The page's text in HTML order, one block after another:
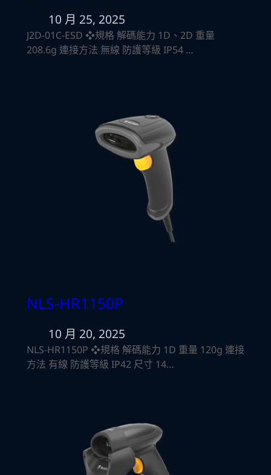
10 月 25, 2025
J2D-01C-ESD ❖規格 解碼能力 1D、2D 重量
208.6g 連接方法 無線 防護等級 IP54 …
NLS-HR1150P
10 月 20, 2025
NLS-HR1150P ❖規格 解碼能力 1D 重量 120g 連接
方法 有線 防護等級 IP42 尺寸 14…